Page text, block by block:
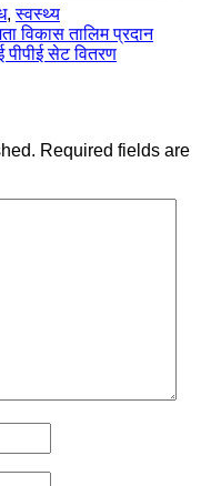
,स्वस्थ्य
विकास तालिम प्रदान
पीपीई सेट वितरण
Required fields are